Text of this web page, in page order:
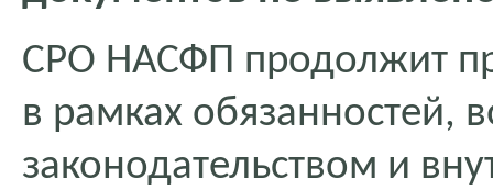
СРО НАСФП продолжит
в рамках обязанностей,
законодательством и